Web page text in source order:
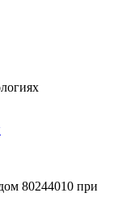
80244010 при